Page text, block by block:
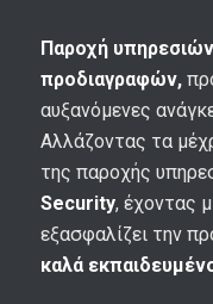
Παροχή
προδιαγραφών,
αυξανόμενες
Αλλάζοντας τα
της παροχής
Security, έχοντας
εξασφαλίζει την
καλά